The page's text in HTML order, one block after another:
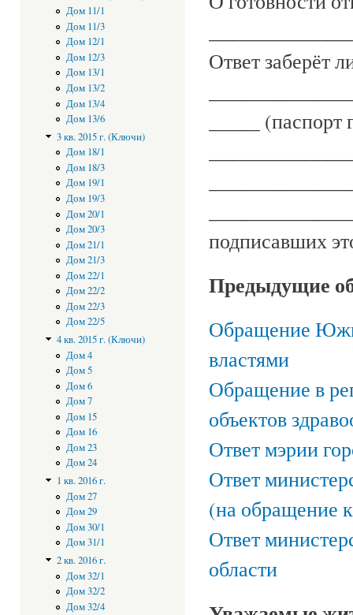
Дом 11/1
Дом 11/3
Дом 12/1
Дом 12/3
Дом 13/1
Дом 13/2
Дом 13/4
Дом 13/6
3 кв. 2015 г. (Ключи)
Дом 18/1
Дом 18/3
Дом 19/1
Дом 19/3
Дом 20/1
Дом 20/3
Дом 21/1
Дом 21/3
Дом 22/1
Дом 22/2
Дом 22/3
Дом 22/5
4 кв. 2015 г. (Ключи)
Дом 4
Дом 5
Дом 6
Дом 7
Дом 15
Дом 16
Дом 23
Дом 24
1 кв. 2016 г.
Дом 27
Дом 29
Дом 30/1
Дом 31/1
2 кв. 2016 г.
Дом 32/1
Дом 32/2
Дом 32/4
Ответ заберёт
_____
подписавших
Предыдущие
Обращение
властями
Обращение в
объектов
Ответ мэрии
Ответ
(на обращение
Ответ
области